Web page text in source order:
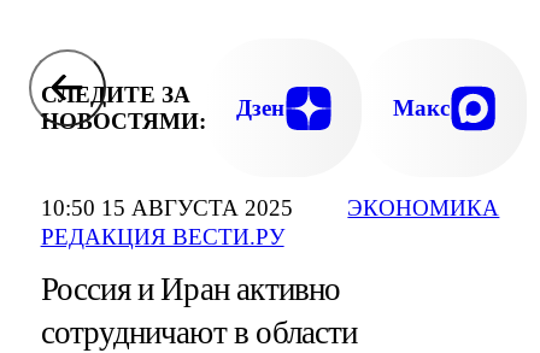
10:50 15 АВГУСТА 2025
РЕДАКЦИЯ ВЕСТИ.РУ
ЭКОНОМИКА
СЛЕДИТЕ ЗА
НОВОСТЯМИ:
Дзен Макс
Россия и Иран активно
сотрудничают в области